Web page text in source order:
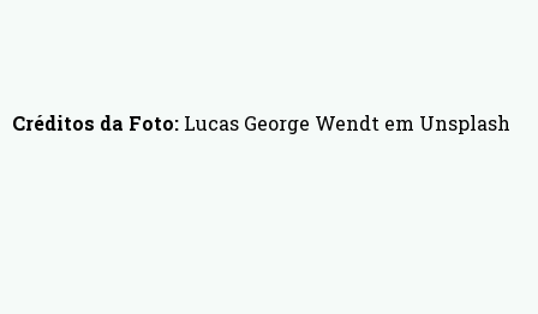
Créditos da Foto: Lucas George Wendt em Unsplash